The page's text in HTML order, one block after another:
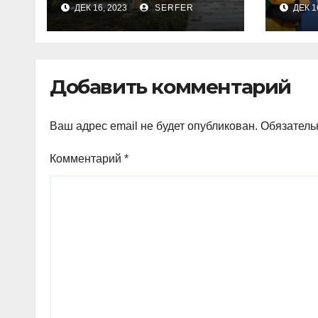
космосе
сделались все
ДЕК 16, 2023 SERFER ДЕК
Добавить комментарий
Ваш адрес email не будет опубликован.
Комментарий *